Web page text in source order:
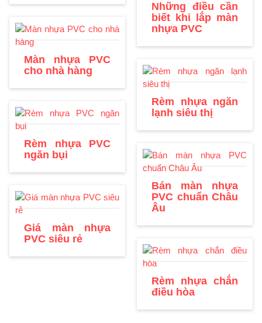
Những điều cần
biết khi lắp màn
nhựa PVC
Màn nhựa PVC
cho nhà hàng
Rèm nhựa ngăn
lạnh siêu thị
Rèm nhựa PVC
ngăn bụi
Bán màn nhựa
PVC chuẩn Châu
Âu
Giá màn nhựa
PVC siêu rẻ
Rèm nhựa chắn
điều hòa